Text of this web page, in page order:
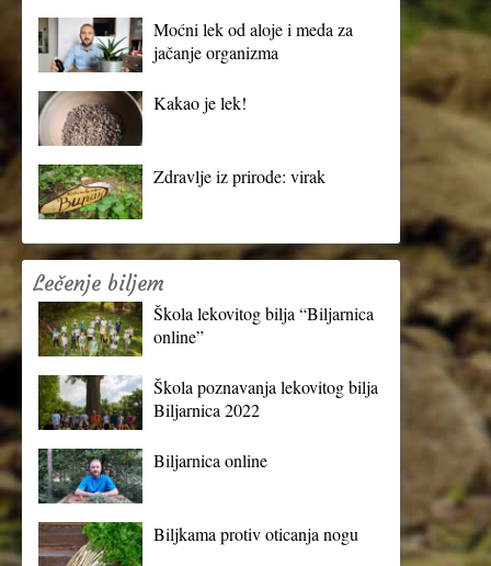
Moćni lek od aloje i meda za
jačanje organizma
Kakao je lek!
Zdravlje iz prirode: virak
Lečenje biljem
Škola lekovitog bilja “Biljarnica
online”
Škola poznavanja lekovitog bilja
Biljarnica 2022
Biljarnica online
Biljkama protiv oticanja nogu